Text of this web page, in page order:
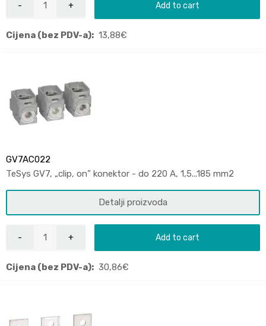
Add to cart
Cijena (bez PDV-a): 13,88€
GV7AC022
TeSys GV7, „clip, on” konektor - do 220 A, 1,5...185 mm2
Detalji proizvoda
Add to cart
Cijena (bez PDV-a): 30,86€